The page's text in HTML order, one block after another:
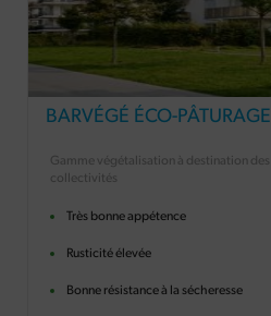
BARVÉGÉ ÉCO-PÂTURAGE
Gamme végétalisation à destination des
collectivités
Très bonne appétence
Rusticité élevée
Bonne résistance à la sécheresse